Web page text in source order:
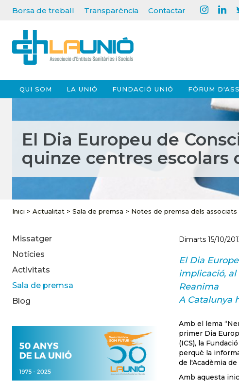
Borsa de treball Transparència Contactar
QUI SOM LA UNIÓ FUNDACIÓ UNIÓ FÒRUM
El Dia Europeu de
quinze centres escolars
Inici > Actualitat > Sala de premsa > Notes de premsa dels associats
Missatger
Notícies
Activitats
Sala de premsa
Blog
Dimarts 15/10/
El Dia
implicació, al
Reanima
A Catalunya
Amb el lema
primer Dia
(ICS), la
perquè la
de l'Acadèmia
Amb aquesta